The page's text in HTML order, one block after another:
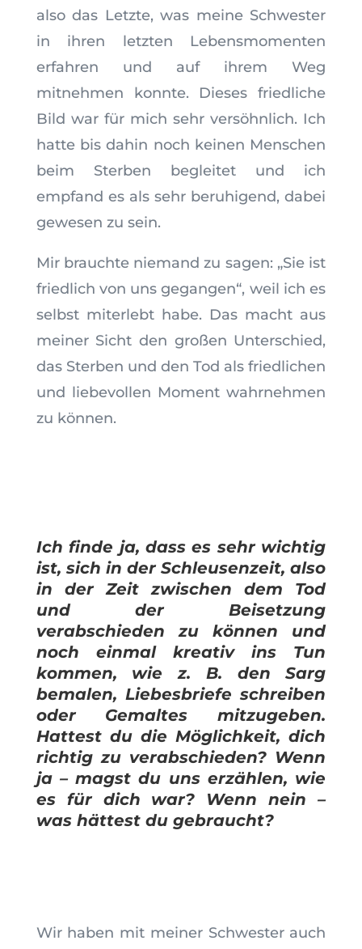
also das Letzte, was meine Schwester
in ihren letzten Lebensmomenten
erfahren und auf ihrem Weg
mitnehmen konnte. Dieses friedliche
Bild war für mich sehr versöhnlich. Ich
hatte bis dahin noch keinen Menschen
beim Sterben begleitet und ich
empfand es als sehr beruhigend, dabei
gewesen zu sein.
Mir brauchte niemand zu sagen: „Sie ist
friedlich von uns gegangen“, weil ich es
selbst miterlebt habe. Das macht aus
meiner Sicht den großen Unterschied,
das Sterben und den Tod als friedlichen
und liebevollen Moment wahrnehmen
zu können.
Ich finde ja, dass es sehr wichtig
ist, sich in der Schleusenzeit, also
in der Zeit zwischen dem Tod
und der Beisetzung
verabschieden zu können und
noch einmal kreativ ins Tun
kommen, wie z. B. den Sarg
bemalen, Liebesbriefe schreiben
oder Gemaltes mitzugeben.
Hattest du die Möglichkeit, dich
richtig zu verabschieden? Wenn
ja – magst du uns erzählen, wie
es für dich war? Wenn nein –
was hättest du gebraucht?
Wir haben mit meiner Schwester auch